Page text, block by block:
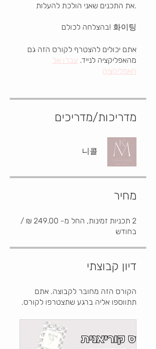
את התכנים שאני הולכת להעלות.
אתם יכולים להצטרף לקורס הזה גם
מהאפליקציה לנייד. עברו אל
האפליקציה
מדריכות/מדריכים
니콜
מחיר
2 תכניות זמינות, החל מ- ‏249.00 ‏₪ /
בחודש
דיון קבוצתי
הקורס הזה מחובר לקבוצה. אתם
תתווספו אליה ברגע שתצטרפו לקורס.